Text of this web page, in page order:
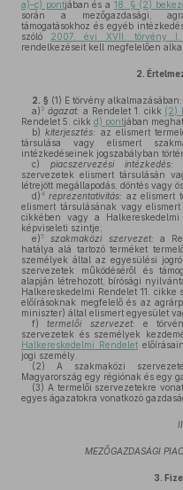
a)–c) pontjában és a 18. § (2)
során a mezőgazdasági,
támogatásokhoz és egyéb
szóló 2007. évi XVII. törvény I.
rendelkezéseit kell megfelelően
2.
2. § (1) E törvény alkalmazásában:
a) 3 ágazat: a Rendelet 1. cikk (2)
Rendelet 5. cikk d) pontjában
b) kiterjesztés: az elismert
társulása vagy elismert
intézkedéseinek jogszabályban
c)
piacszervezési intézkedés:
szervezetek elismert társulásán
létrejött megállapodás, döntés vagy
d)4 reprezentativitás: az elismert
elismert társulásának vagy
cikkében vagy a
képviseleti szintje;
e)5 szakmaközi szervezet: a
hatálya alá tartozó terméket
személyek által az egyesülési
szervezetek működéséről és
alapján létrehozott, bírósági
Halkereskedelmi Rendelet 11.
előírásoknak megfelelő és az
miniszter) által elismert egyesület
f)
termelői szervezet: e
szervezetek és személyek
Halkereskedelmi Rendelet
jogi személy.
(2) A szakmaközi
Magyarország egy régiónak és egy
(3) A termelői szervezetekre
egyes ágazatokra vonatkozó
MEZŐGAZDASÁGI
3.